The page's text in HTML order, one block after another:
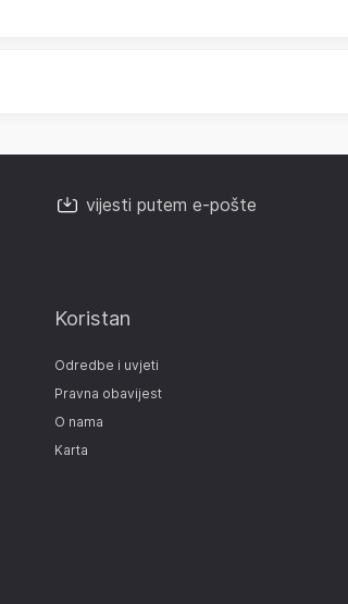
vijesti putem e-pošte
Koristan
Odredbe i uvjeti
Pravna obavijest
O nama
Karta